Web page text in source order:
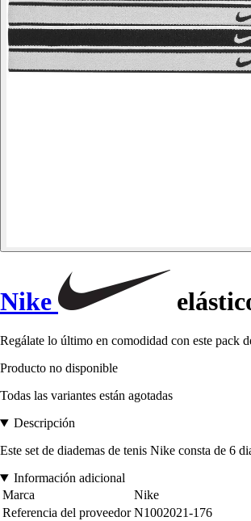
Nike
Regálate lo último en comodidad con este pack
Producto no disponible
Todas las variantes están agotadas
Descripción
Este set de diademas de tenis Nike consta de 6
Información adicional
Marca
Nike
Referencia del proveedor N1002021-176